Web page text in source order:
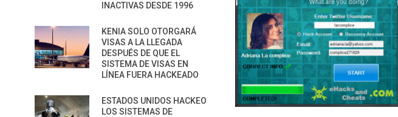
INACTIVAS DESDE 1996
KENIA SOLO OTORGARÁ
VISAS A LA LLEGADA
DESPUÉS DE QUE EL
SISTEMA DE VISAS EN
LÍNEA FUERA HACKEADO
ESTADOS UNIDOS HACKEO
LOS SISTEMAS DE